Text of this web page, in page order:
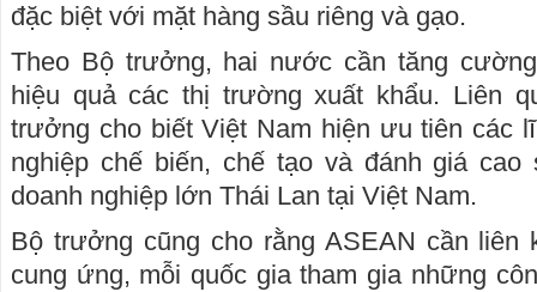
đặc biệt với mặt hàng sầu riêng và gạo.
Theo Bộ trưởng, hai nước cần tăng
hiệu quả các thị trường xuất khẩu. Liên
trưởng cho biết Việt Nam hiện ưu tiên các
nghiệp chế biến, chế tạo và đánh giá
doanh nghiệp lớn Thái Lan tại Việt Nam.
Bộ trưởng cũng cho rằng ASEAN cần liên
cung ứng, mỗi quốc gia tham gia những